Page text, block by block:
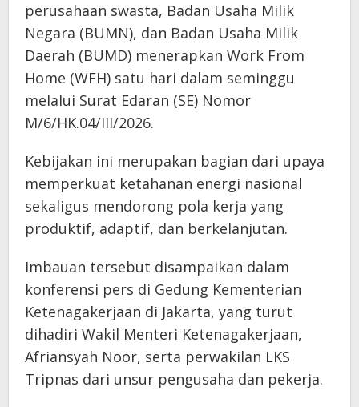
perusahaan swasta, Badan Usaha Milik
Negara (BUMN), dan Badan Usaha Milik
Daerah (BUMD) menerapkan Work From
Home (WFH) satu hari dalam seminggu
melalui Surat Edaran (SE) Nomor
M/6/HK.04/III/2026.
Kebijakan ini merupakan bagian dari upaya
memperkuat ketahanan energi nasional
sekaligus mendorong pola kerja yang
produktif, adaptif, dan berkelanjutan.
Imbauan tersebut disampaikan dalam
konferensi pers di Gedung Kementerian
Ketenagakerjaan di Jakarta, yang turut
dihadiri Wakil Menteri Ketenagakerjaan,
Afriansyah Noor, serta perwakilan LKS
Tripnas dari unsur pengusaha dan pekerja.